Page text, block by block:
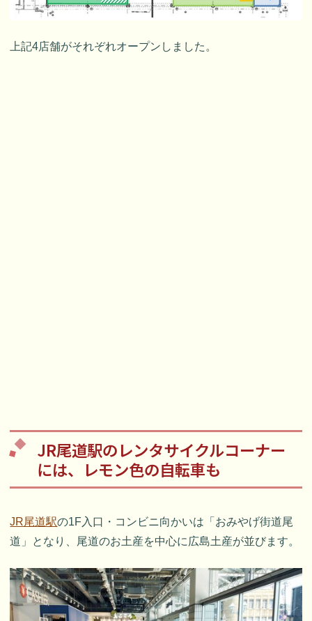
上記4店舗がそれぞれオープンしました。
JR尾道駅のレンタサイクルコーナー
には、レモン色の自転車も
JR尾道駅の1F入口・コンビニ向かいは「おみやげ街道尾
道」となり、尾道のお土産を中心に広島土産が並びます。